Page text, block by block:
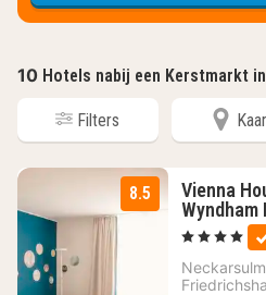
10 Hotels nabij een Kerstmarkt
Filters
8.5
Vienna
Wyndham
, 4 Sterren
Neckarsulm